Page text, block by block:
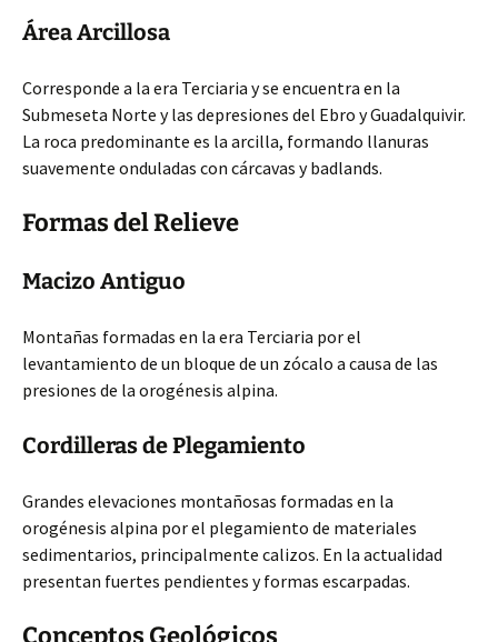
Área Arcillosa
Corresponde a la era Terciaria y se encuentra en la
Submeseta Norte y las depresiones del Ebro y Guadalquivir.
La roca predominante es la arcilla, formando llanuras
suavemente onduladas con cárcavas y badlands.
Formas del Relieve
Macizo Antiguo
Montañas formadas en la era Terciaria por el
levantamiento de un bloque de un zócalo a causa de las
presiones de la orogénesis alpina.
Cordilleras de Plegamiento
Grandes elevaciones montañosas formadas en la
orogénesis alpina por el plegamiento de materiales
sedimentarios, principalmente calizos. En la actualidad
presentan fuertes pendientes y formas escarpadas.
Conceptos Geológicos